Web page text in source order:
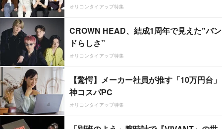
オリコンタイアップ特集
CROWN HEAD、結成1周年で見えた”バン
ドらしさ”
オリコンタイアップ特集
【驚愕】メーカー社員が推す「10万円台」
神コスパPC
オリコンタイアップ特集